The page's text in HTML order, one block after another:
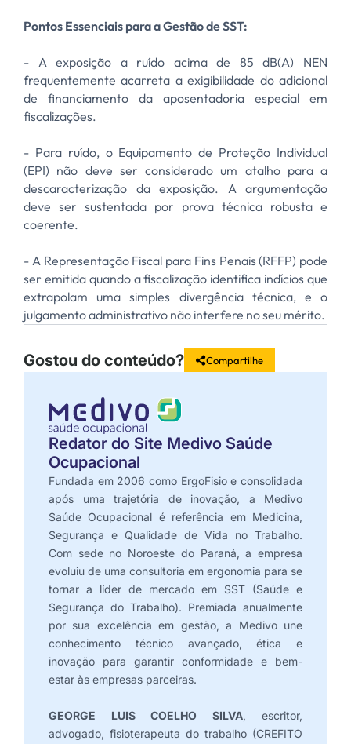
Pontos Essenciais para a Gestão de SST:
- A exposição a ruído acima de 85 dB(A) NEN
frequentemente acarreta a exigibilidade do adicional
de financiamento da aposentadoria especial em
fiscalizações.
- Para ruído, o Equipamento de Proteção Individual
(EPI) não deve ser considerado um atalho para a
descaracterização da exposição. A argumentação
deve ser sustentada por prova técnica robusta e
coerente.
- A Representação Fiscal para Fins Penais (RFFP) pode
ser emitida quando a fiscalização identifica indícios que
extrapolam uma simples divergência técnica, e o
julgamento administrativo não interfere no seu mérito.
Gostou do conteúdo? Compartilhe
Redator do Site Medivo Saúde
Ocupacional
Fundada em 2006 como ErgoFisio e consolidada
após uma trajetória de inovação, a Medivo
Saúde Ocupacional é referência em Medicina,
Segurança e Qualidade de Vida no Trabalho.
Com sede no Noroeste do Paraná, a empresa
evoluiu de uma consultoria em ergonomia para se
tornar a líder de mercado em SST (Saúde e
Segurança do Trabalho). Premiada anualmente
por sua excelência em gestão, a Medivo une
conhecimento técnico avançado, ética e
inovação para garantir conformidade e bem-
estar às empresas parceiras.
GEORGE LUIS COELHO SILVA, escritor,
advogado, fisioterapeuta do trabalho (CREFITO